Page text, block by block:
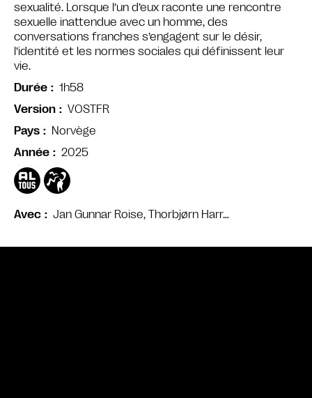
Avec Jan Gunnar Roise, Thorbjørn Harr…
sexualité. Lorsque l’un d’eux raconte une rencontre
sexuelle inattendue avec un homme, des
conversations franches s’engagent sur le désir,
l’identité et les normes sociales qui définissent leur
vie.
Durée
1h58
Version
VOSTFR
Pays
Norvège
Année
2025